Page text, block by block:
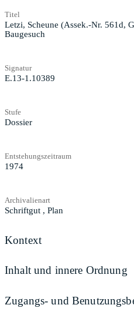
Titel
Letzi, Scheune (Assek.-Nr. 561d,
Baugesuch
Signatur
E.13-1.10389
Stufe
Dossier
Entstehungszeitraum
1974
Archivalienart
Schriftgut , Plan
Kontext
Inhalt und innere Ordnung
Zugangs- und